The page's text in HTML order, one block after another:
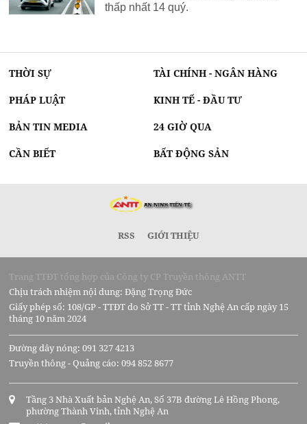
thấp nhất 14 quý.
THỜI SỰ TÀI CHÍNH - NGÂN HÀNG
PHÁP LUẬT KINH TẾ - ĐẦU TƯ
BẢN TIN MEDIA 24 GIỜ QUA
CẦN BIẾT BẤT ĐỘNG SẢN
RSS GIỚI THIỆU
Trang TTĐT tổng hợp của Công ty CP Truyền thông ANTT
Chịu trách nhiệm nội dung: Đặng Trọng Đức
Giấy phép số: 108/GP - TTĐT do Sở TT - TT tỉnh Nghệ An cấp ngày 15
tháng 10 năm 2024
Đường dây nóng: 091 327 4213
Truyền thông - Quảng cáo: 094 852 8677
Tầng 3 Nhà Xuất bản Nghệ An, Số 37B đường Lê Hồng Phong,
phường Thành Vinh, tỉnh Nghệ An